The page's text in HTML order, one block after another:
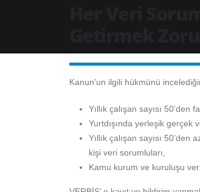
Kanun’un ilgili hükmünü
Yıllık çalışan sayısı
Yurtdışında yerleşik gerçek
Yıllık çalışan sayısı
kişi veri sorumluları,
Kamu kurum ve kuruluşu